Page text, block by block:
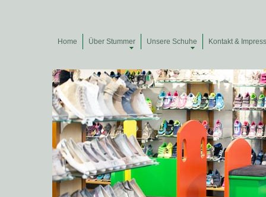
Home Über Stummer Unsere Schuhe Kontakt &